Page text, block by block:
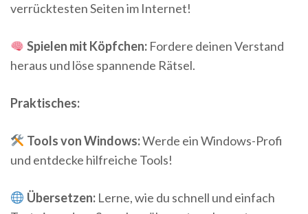
verrücktesten Seiten im Internet!
Spielen mit Köpfchen:Fordere deinen Verstand
heraus und löse spannende Rätsel.
Praktisches:
Tools von Windows:Werde ein Windows-Profi
und entdecke hilfreiche Tools!
Übersetzen:Lerne, wie du schnell und einfach